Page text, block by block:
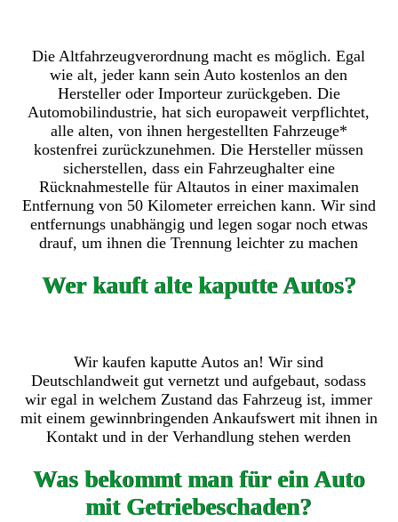
Die Altfahrzeugverordnung macht es möglich. Egal
wie alt, jeder kann sein Auto kostenlos an den
Hersteller oder Importeur zurückgeben. Die
Automobilindustrie, hat sich europaweit verpflichtet,
alle alten, von ihnen hergestellten Fahrzeuge*
kostenfrei zurückzunehmen. Die Hersteller müssen
sicherstellen, dass ein Fahrzeughalter eine
Rücknahmestelle für Altautos in einer maximalen
Entfernung von 50 Kilometer erreichen kann. Wir sind
entfernungs unabhängig und legen sogar noch etwas
drauf, um ihnen die Trennung leichter zu machen
Wer kauft alte kaputte Autos?
Wir kaufen kaputte Autos an! Wir sind
Deutschlandweit gut vernetzt und aufgebaut, sodass
wir egal in welchem Zustand das Fahrzeug ist, immer
mit einem gewinnbringenden Ankaufswert mit ihnen in
Kontakt und in der Verhandlung stehen werden
Was bekommt man für ein Auto
mit Getriebeschaden?